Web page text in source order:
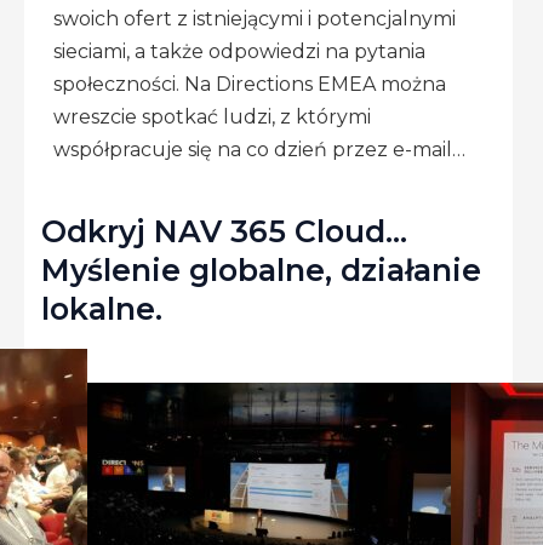
swoich ofert z istniejącymi i potencjalnymi
sieciami, a także odpowiedzi na pytania
społeczności. Na Directions EMEA można
wreszcie spotkać ludzi, z którymi
współpracuje się na co dzień przez e-mail…
Odkryj NAV 365 Cloud…
Myślenie globalne, działanie
lokalne.